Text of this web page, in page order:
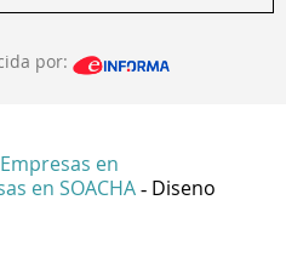
por:
Empresas en
en SOACHA - Diseno